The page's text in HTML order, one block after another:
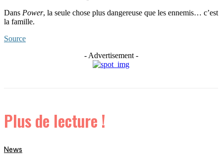
Dans Power, la seule chose plus dangereuse que les ennemis… c’est
la famille.
Source
- Advertisement -
Plus de lecture !
News